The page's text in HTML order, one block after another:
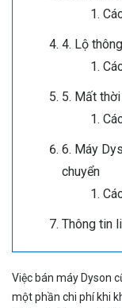
4. Lộ
5. Mất
6. Máy
chuyển
Thông tin
Việc bán máy Dyson
một phần chi phí khi